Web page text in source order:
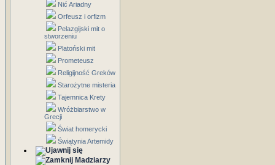
Nić Ariadny
Orfeusz i orfizm
Pelazgijski mit o
stworzeniu
Platoński mit
Prometeusz
Religijność Greków
Starożytne misteria
Tajemnica Krety
Wróżbiarstwo w
Grecji
Świat homerycki
Świątynia Artemidy
Madziarzy